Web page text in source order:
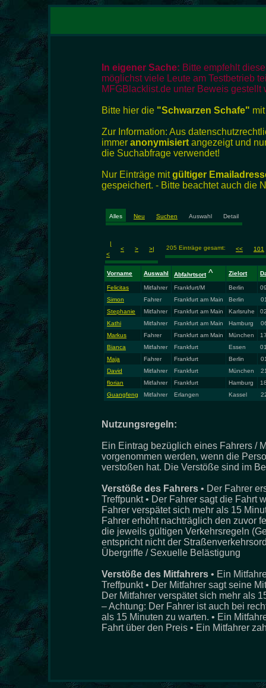
In eigener Sache: Bitte empfehlt
möglichst viele Leute am Testbetrieb
MFGBlacklist.de unter Beweis gestellt
Bitte hier die "Schwarzen Schafe"
Zur Information: Aus
immer anonymisiert angezeigt und
die Suchabfrage verwendet!
Nur Einträge mitgültiger
gespeichert. - Bitte beachtet auch die
Alles Neu Suchen Auswahl Detail
|
<
< > >| 205 Einträge gesamt: << 101
Vorname Auswahl Abfahrtsort^ Zielort
Felicitas Mitfahrer Frankfurt/M Berlin
Simon
Fahrer Frankfurt am Main Berlin
Stephanie
Mitfahrer Frankfurt am Main Karlsruhe
Kathi
Mitfahrer Frankfurt am Main Hamburg
Markus
Fahrer Frankfurt am Main München
Bianca
Mitfahrer Frankfurt Essen
Maja
Fahrer Frankfurt Berlin
David
Mitfahrer Frankfurt München
florian
Mitfahrer Frankfurt Hamburg
Guangfeng
Mitfahrer Erlangen Kassel
Nutzungsregeln:
Ein Eintrag bezüglich eines Fahrers /
vorgenommen werden, wenn die
verstoßen hat. Die Verstöße sind im
Verstöße des Fahrers • Der Fahrer
Treffpunkt • Der Fahrer sagt die Fahrt
Fahrer verspätet sich mehr als 15
Fahrer erhöht nachträglich den zuvor
die jeweils gültigen Verkehrsregeln
entspricht nicht der
Übergriffe / Sexuelle Belästigung
Verstöße des Mitfahrers • Ein
Treffpunkt • Der Mitfahrer sagt seine
Der Mitfahrer verspätet sich mehr als
– Achtung: Der Fahrer ist auch bei
als 15 Minuten zu warten. • Ein
Fahrt über den Preis • Ein Mitfahrer